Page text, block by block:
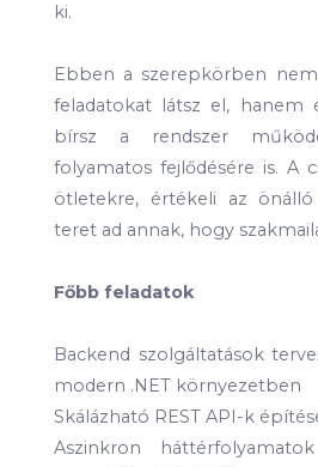
ki.
Ebben a szerepkörben
feladatokat látsz el, hanem
bírsz a rendszer
folyamatos fejlődésére is. A
ötletekre, értékeli az
teret ad annak, hogy
Főbb feladatok
Backend szolgáltatások
modern .NET környezetben
Skálázható REST API-k
Aszinkron